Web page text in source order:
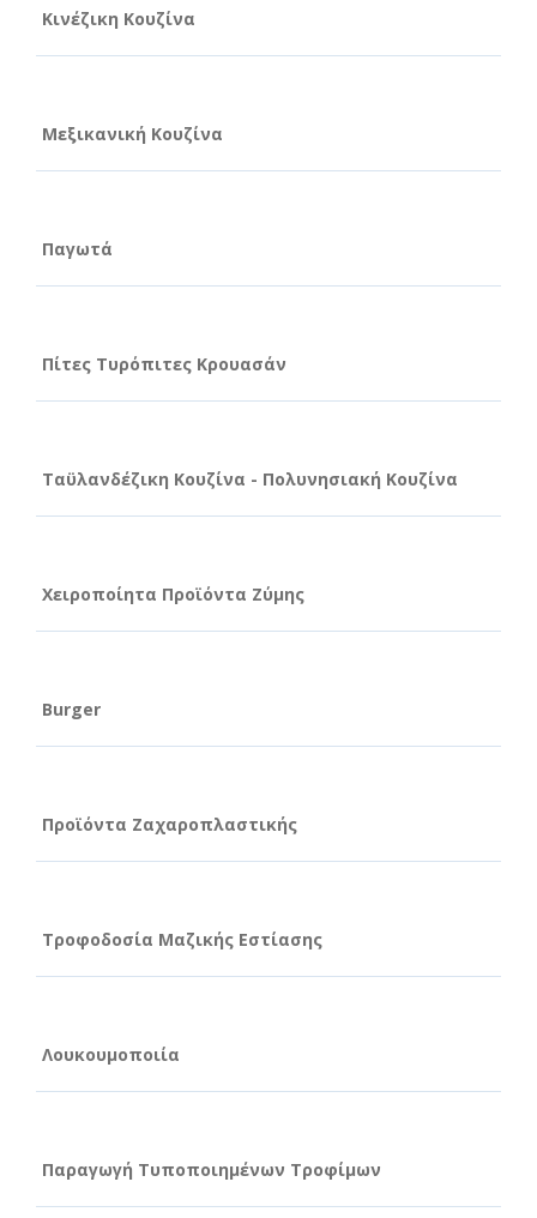
Κινέζικη Κουζίνα
Μεξικανική Κουζίνα
Παγωτά
Πίτες Τυρόπιτες Κρουασάν
Ταϋλανδέζικη Κουζίνα - Πολυνησιακή Κουζίνα
Χειροποίητα Προϊόντα Ζύμης
Burger
Προϊόντα Ζαχαροπλαστικής
Τροφοδοσία Μαζικής Εστίασης
Λουκουμοποιία
Παραγωγή Τυποποιημένων Τροφίμων